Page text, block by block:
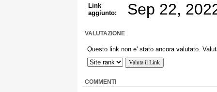
Link
aggiunto:
Sep 22,
VALUTAZIONE
Questo link non e' stato ancora valutato.
COMMENTI